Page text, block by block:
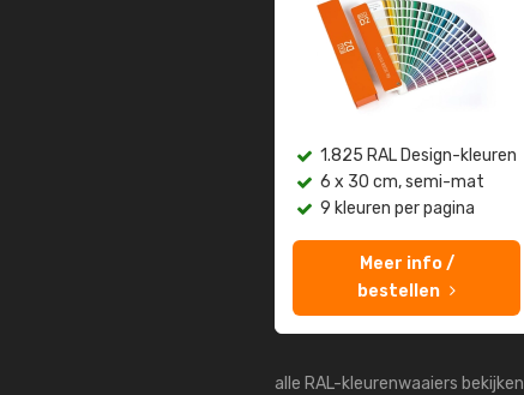
1.825 RAL Design-kleuren
6 x 30 cm, semi-mat
9 kleuren per pagina
Meer info /
bestellen
alle RAL-kleurenwaaiers bekijken